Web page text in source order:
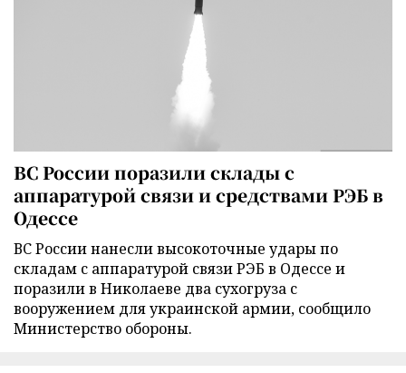
ВС России поразили склады с
аппаратурой связи и средствами РЭБ в
Одессе
ВС России нанесли высокоточные удары по
складам с аппаратурой связи РЭБ в Одессе и
поразили в Николаеве два сухогруза с
вооружением для украинской армии, сообщило
Министерство обороны.